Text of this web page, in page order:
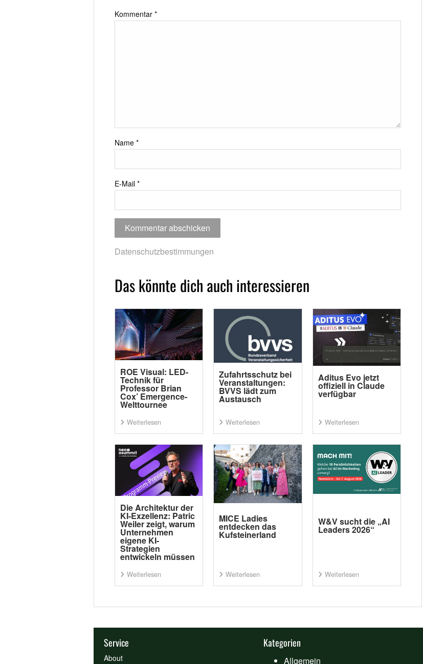
Kommentar *
Name *
E-Mail *
Datenschutzbestimmungen
Das könnte dich auch interessieren
ROE Visual: LED-
Technik für
Professor Brian
Cox’ Emergence-
Welttournee
Weiterlesen
Zufahrtsschutz bei
Veranstaltungen:
BVVS lädt zum
Austausch
Weiterlesen
Aditus Evo jetzt
offiziell in Claude
verfügbar
Weiterlesen
Die Architektur der
KI-Exzellenz: Patric
Weiler zeigt, warum
Unternehmen
eigene KI-
Strategien
entwickeln müssen
Weiterlesen
MICE Ladies
entdecken das
Kufsteinerland
Weiterlesen
W&V sucht die „AI
Leaders 2026“
Weiterlesen
Service
About
Kategorien
Allgemein